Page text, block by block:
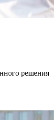
решения